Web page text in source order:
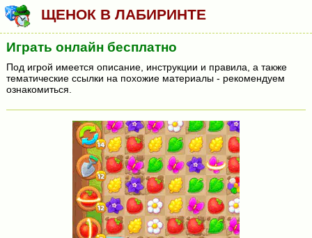
ЩЕНОК В ЛАБИРИНТЕ
Играть онлайн бесплатно
Под игрой имеется описание, инструкции и правила, а также
тематические ссылки на похожие материалы - рекомендуем
ознакомиться.